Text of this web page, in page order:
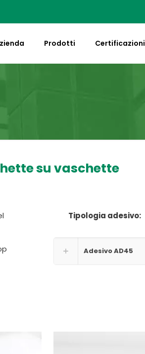
Prodotti Certificazioni
su vaschette
Tipologia adesivo:
Adesivo AD45